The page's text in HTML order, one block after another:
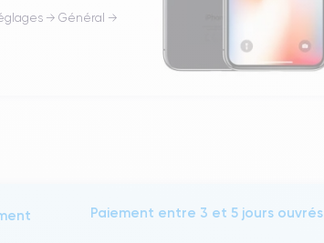
→ Général →
Paiement entre 3 et 5 jours ouvrés